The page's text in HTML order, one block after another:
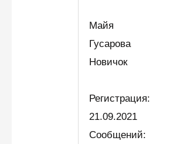
Майя
Гусарова
Новичок
Регистрация:
21.09.2021
Сообщений: